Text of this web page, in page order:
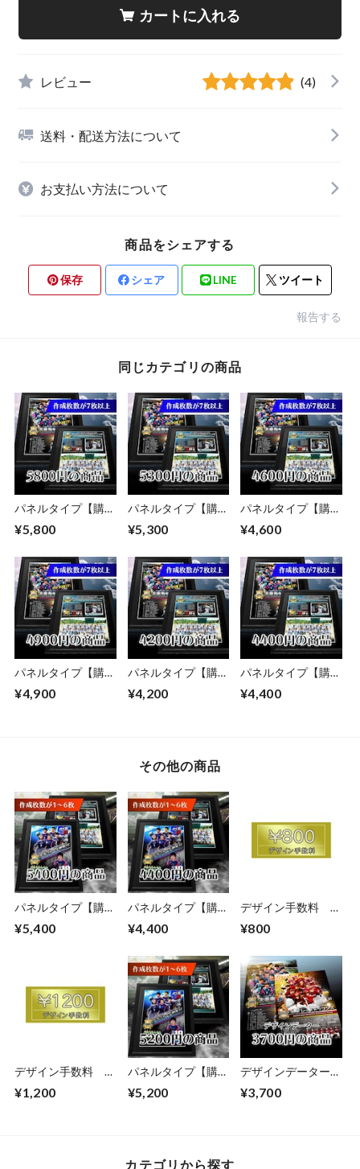
カートに入れる
レビュー (4)
送料・配送方法について
お支払い方法について
商品をシェアする
保存 シェア LINE ツイート
報告する
同じカテゴリの商品
パネルタイプ【購入
¥5,800
パネルタイプ【購入
¥5,300
パネルタイプ【購入
¥4,600
パネルタイプ【購入
¥4,900
パネルタイプ【購入
¥4,200
パネルタイプ【購入
¥4,400
その他の商品
パネルタイプ【購入
¥5,400
パネルタイプ【購入
¥4,400
デザイン手数料
¥800
デザイン手数料
¥1,200
パネルタイプ【購入
¥5,200
デザインデーター
ウト】
¥3,700
カテゴリから探す